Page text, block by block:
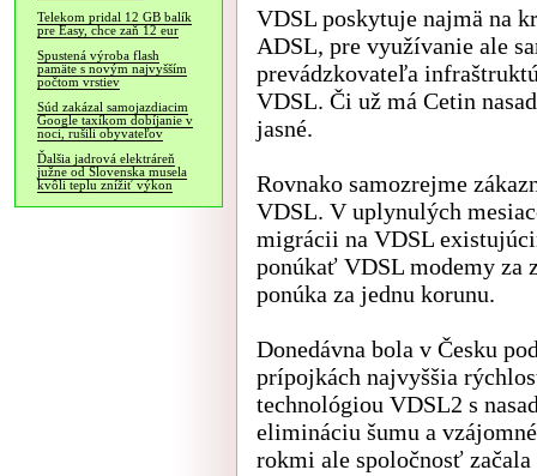
Telekom pridal 12 GB balík
pre Easy, chce zaň 12 eur
Spustená výroba flash
pamäte s novým najvyšším
počtom vrstiev
Súd zakázal samojazdiacim
Google taxíkom dobíjanie v
noci, rušili obyvateľov
Ďalšia jadrová elektráreň
južne od Slovenska musela
kvôli teplu znížiť výkon
VDSL poskytuje najmä na
ADSL, pre využívanie ale
prevádzkovateľa
VDSL. Či už má Cetin
jasné.
Rovnako samozrejme
VDSL. V uplynulých
migrácii na VDSL
ponúkať VDSL modemy za
ponúka za jednu korunu.
Donedávna bola v Česku
prípojkách najvyššia
technológiou VDSL2 s
elimináciu šumu a
rokmi ale spoločnosť